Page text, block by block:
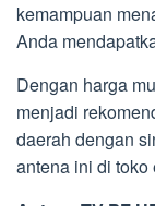
kemampuan
Anda
Dengan harga
menjadi
daerah dengan
antena ini di